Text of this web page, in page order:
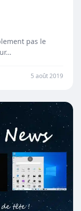
pas le
5 août 2019